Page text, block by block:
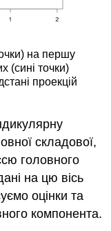
на першу
(сині точки)
проекцій
складової,
головного
на цю вісь
оцінки та
компонента.